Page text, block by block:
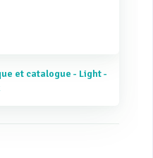
et catalogue - Light -